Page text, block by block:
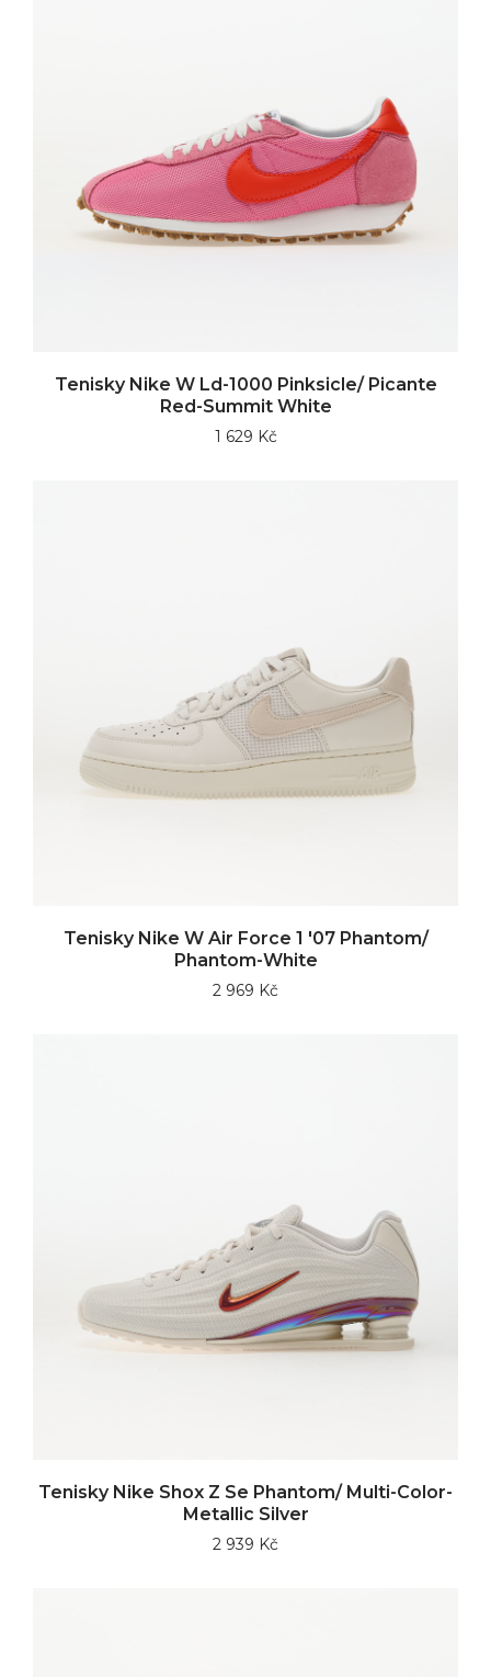
Tenisky Nike W Ld-1000 Pinksicle/ Picante
Red-Summit White
1 629 Kč
Tenisky Nike W Air Force 1 '07 Phantom/
Phantom-White
2 969 Kč
Tenisky Nike Shox Z Se Phantom/ Multi-Color-
Metallic Silver
2 939 Kč